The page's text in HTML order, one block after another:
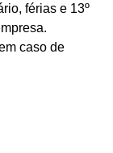
férias e 13º
caso de